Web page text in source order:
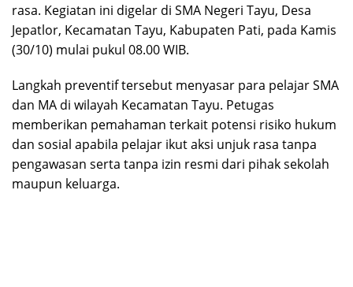
rasa. Kegiatan ini digelar di SMA Negeri Tayu, Desa
Jepatlor, Kecamatan Tayu, Kabupaten Pati, pada Kamis
(30/10) mulai pukul 08.00 WIB.
Langkah preventif tersebut menyasar para pelajar SMA
dan MA di wilayah Kecamatan Tayu. Petugas
memberikan pemahaman terkait potensi risiko hukum
dan sosial apabila pelajar ikut aksi unjuk rasa tanpa
pengawasan serta tanpa izin resmi dari pihak sekolah
maupun keluarga.